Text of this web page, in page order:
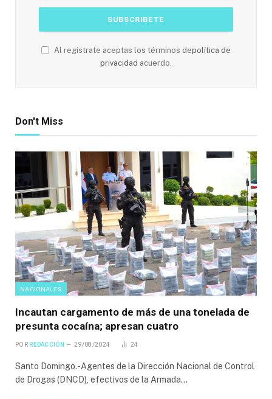
Al regístrate aceptas los términos depolítica de
privacidad acuerdo.
Don't Miss
NACIONALES
Incautan cargamento de más de una tonelada de
presunta cocaína; apresan cuatro
POR REDACCIÓN 29/08/2024 24
Santo Domingo.-Agentes de la Dirección Nacional de Control
de Drogas (DNCD), efectivos de la Armada…